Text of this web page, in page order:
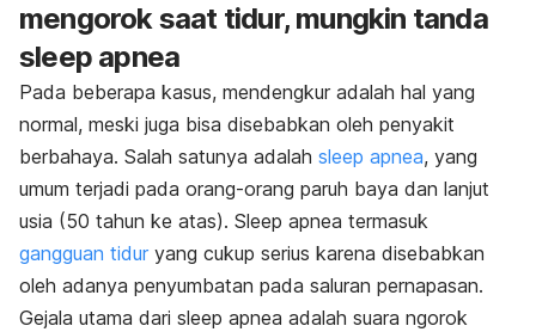
mengorok saat tidur, mungkin tanda
sleep apnea
Pada beberapa kasus, mendengkur adalah hal yang
normal, meski juga bisa disebabkan oleh penyakit
berbahaya. Salah satunya adalah sleep apnea, yang
umum terjadi pada orang-orang paruh baya dan lanjut
usia (50 tahun ke atas). Sleep apnea termasuk
gangguan tidur yang cukup serius karena disebabkan
oleh adanya penyumbatan pada saluran pernapasan.
Gejala utama dari sleep apnea adalah suara ngorok